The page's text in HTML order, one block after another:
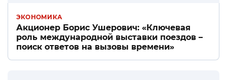
ЭКОНОМИКА
Акционер Борис Ушерович: «Ключевая
роль международной выставки поездов –
поиск ответов на вызовы времени»